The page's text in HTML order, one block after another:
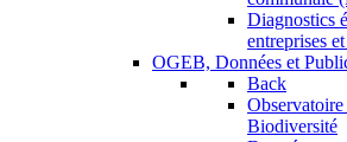
Diagnostics
entreprises
OGEB, Données et
Back
Biodiversité